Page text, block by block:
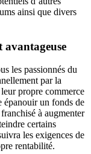
ainsi que divers
avantageuse
les passionnés du
par la
propre commerce
épanouir un fonds de
à augmenter
certains
les exigences de
propre rentabilité.